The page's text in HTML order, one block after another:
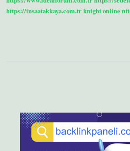
https://insaatakkaya.com.trknight online